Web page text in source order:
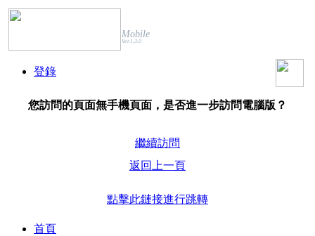
Mobile
Ver.1.3.0
登錄
您訪問的頁面無手機頁面，是否進一步訪問電腦版？
繼續訪問
返回上一頁
點擊此鏈接進行跳轉
首頁